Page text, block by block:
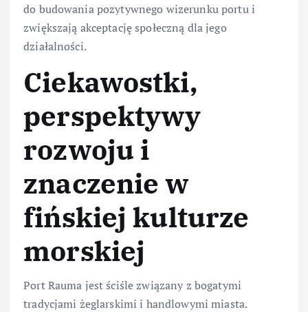
do budowania pozytywnego wizerunku portu i
zwiększają akceptację społeczną dla jego
działalności.
Ciekawostki,
perspektywy
rozwoju i
znaczenie w
fińskiej kulturze
morskiej
Port Rauma jest ściśle związany z bogatymi
tradycjami żeglarskimi i handlowymi miasta.